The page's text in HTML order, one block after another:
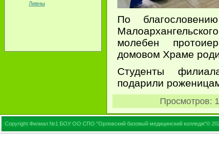
Ливны
По
молебен
домовом Храме
Студенты
подарили
Просмотров:
Copyright Филиал №1 БОУ ОО СПО "Орловский базовый медицинский колледж"©